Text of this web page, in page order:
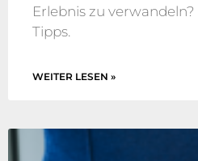
Erlebnis zu
Tipps.
WEITER LESEN »